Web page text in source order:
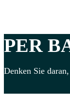
PER
Denken Sie